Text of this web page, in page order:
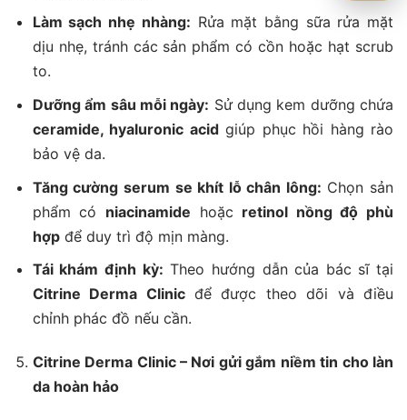
Làm sạch nhẹ nhàng: Rửa mặt bằng sữa rửa mặt
dịu nhẹ, tránh các sản phẩm có cồn hoặc hạt scrub
to.
Dưỡng ẩm sâu mỗi ngày: Sử dụng kem dưỡng chứa
ceramide, hyaluronic acidgiúp phục hồi hàng rào
bảo vệ da.
Tăng cường serum se khít lỗ chân lông: Chọn sản
phẩm có niacinamide hoặc retinol nồng độ phù
hợpđể duy trì độ mịn màng.
Tái khám định kỳ: Theo hướng dẫn của bác sĩ tại
Citrine Derma Clinicđể được theo dõi và điều
chỉnh phác đồ nếu cần.
Citrine Derma Clinic – Nơi gửi gắm niềm tin cho làn
da hoàn hảo